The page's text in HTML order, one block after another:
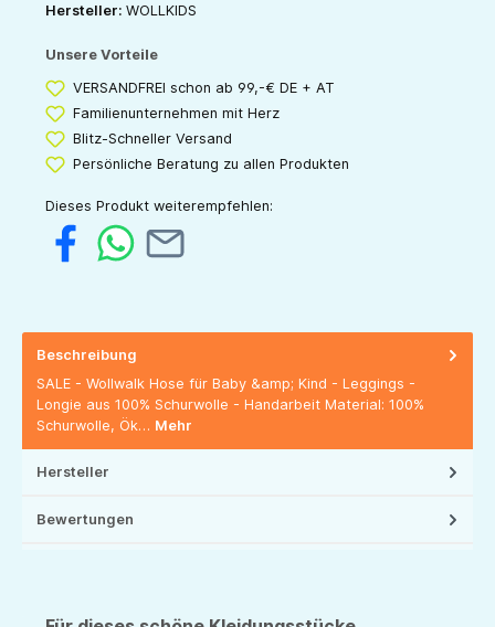
Hersteller: WOLLKIDS
Unsere Vorteile
VERSANDFREI schon ab 99,-€ DE + AT
Familienunternehmen mit Herz
Blitz-Schneller Versand
Persönliche Beratung zu allen Produkten
Dieses Produkt weiterempfehlen:
Beschreibung
SALE - Wollwalk Hose für Baby &amp; Kind - Leggings -
Longie aus 100% Schurwolle - Handarbeit Material: 100%
Schurwolle, Ök… Mehr
Hersteller
Bewertungen